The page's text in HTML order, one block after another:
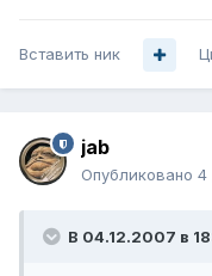
Вставить ник
jab
Опубликовано 4
В 04.12.2007 в